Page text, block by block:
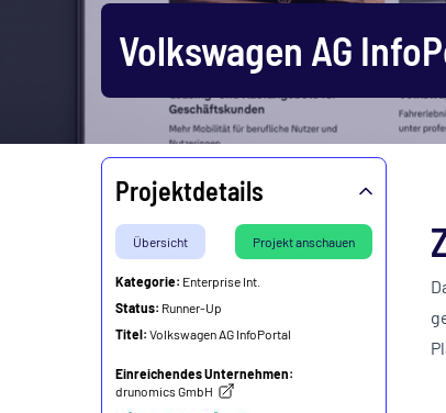
Volkswagen AG
Projektdetails
Übersicht Projekt anschauen
Kategorie: Enterprise Int.
Status: Runner-Up
Titel: Volkswagen AG InfoPortal
Einreichendes Unternehmen:
drunomics GmbH